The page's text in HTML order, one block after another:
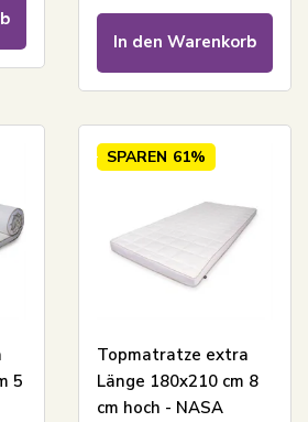
In den Warenkorb
5
SPAREN 61%
Topmatratze extra
Länge 180x210 cm 8
cm hoch - NASA